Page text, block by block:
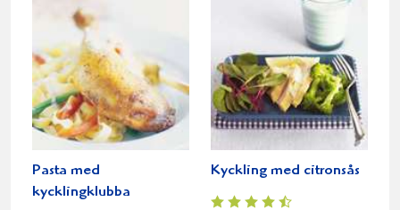
Pasta med
kycklingklubba
Kyckling med citronsås